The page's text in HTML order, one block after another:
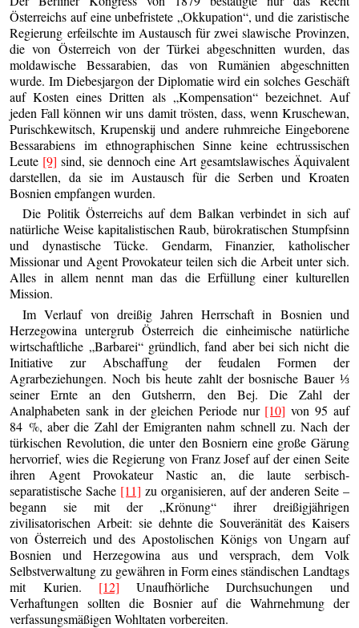
Österreichs auf eine unbefristete „Okkupation“, und die zaristische
Regierung erfeilschte im Austausch für zwei slawische Provinzen,
die von Österreich von der Türkei abgeschnitten wurden, das
moldawische Bessarabien, das von Rumänien abgeschnitten
wurde. Im Diebesjargon der Diplomatie wird ein solches Geschäft
auf Kosten eines Dritten als „Kompensation“ bezeichnet. Auf
jeden Fall können wir uns damit trösten, dass, wenn Kruschewan,
Purischkewitsch, Krupenskij und andere ruhmreiche Eingeborene
Bessarabiens im ethnographischen Sinne keine echtrussischen
Leute [9] sind, sie dennoch eine Art gesamtslawisches Äquivalent
darstellen, da sie im Austausch für die Serben und Kroaten
Bosnien empfangen wurden.
Die Politik Österreichs auf dem Balkan verbindet in sich auf
natürliche Weise kapitalistischen Raub, bürokratischen Stumpfsinn
und dynastische Tücke. Gendarm, Finanzier, katholischer
Missionar und Agent Provokateur teilen sich die Arbeit unter sich.
Alles in allem nennt man das die Erfüllung einer kulturellen
Mission.
Im Verlauf von dreißig Jahren Herrschaft in Bosnien und
Herzegowina untergrub Österreich die einheimische natürliche
wirtschaftliche „Barbarei“ gründlich, fand aber bei sich nicht die
Initiative zur Abschaffung der feudalen Formen der
Agrarbeziehungen. Noch bis heute zahlt der bosnische Bauer ⅓
seiner Ernte an den Gutsherrn, den Bej. Die Zahl der
Analphabeten sank in der gleichen Periode nur [10] von 95 auf
84 %, aber die Zahl der Emigranten nahm schnell zu. Nach der
türkischen Revolution, die unter den Bosniern eine große Gärung
hervorrief, wies die Regierung von Franz Josef auf der einen Seite
ihren Agent Provokateur Nastic an, die laute serbisch-
separatistische Sache [11] zu organisieren, auf der anderen Seite –
begann sie mit der „Krönung“ ihrer dreißigjährigen
zivilisatorischen Arbeit: sie dehnte die Souveränität des Kaisers
von Österreich und des Apostolischen Königs von Ungarn auf
Bosnien und Herzegowina aus und versprach, dem Volk
Selbstverwaltung zu gewähren in Form eines ständischen Landtags
mit Kurien. [12] Unaufhörliche Durchsuchungen und
Verhaftungen sollten die Bosnier auf die Wahrnehmung der
verfassungsmäßigen Wohltaten vorbereiten.